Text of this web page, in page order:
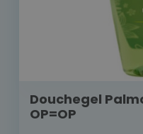
Douchegel
OP=OP